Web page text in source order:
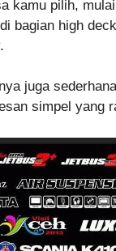
kamu pilih,
bagian high
juga
simpel yang